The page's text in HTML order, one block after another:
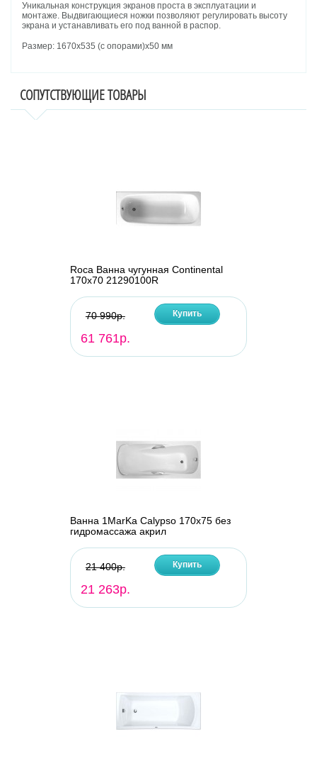
Уникальная конструкция экранов проста в эксплуатации и
монтаже. Выдвигающиеся ножки позволяют регулировать высоту
экрана и устанавливать его под ванной в распор.
Размер: 1670х535 (с опорами)х50 мм
СОПУТСТВУЮЩИЕ ТОВАРЫ
Roca Ванна чугунная Continental
170х70 21290100R
70 990р.
61 761р.
Купить
Ванна 1MarKa Calypso 170x75 без
гидромассажа акрил
21 400р.
21 263р.
Купить